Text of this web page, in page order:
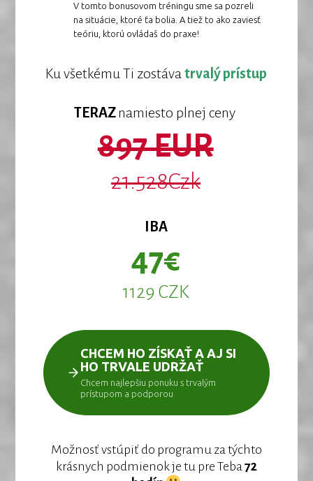
V tomto bonusovom tréningu sme sa pozreli
na situácie, ktoré ťa bolia. A tiež to ako zaviesť
teóriu, ktorú ovládaš do praxe!
Ku všetkému Ti zostáva trvalý prístup
TERAZnamiesto plnej ceny
897 EUR
21.528Czk
IBA
47€
1129 CZK
CHCEM HO ZÍSKAŤ A AJ SI
HO TRVALE UDRŽAŤ
Chcem najlepšiu ponuku s trvalým
prístupom a podporou
Možnosť vstúpiť do programu za týchto
krásnych podmienok je tu pre Teba72